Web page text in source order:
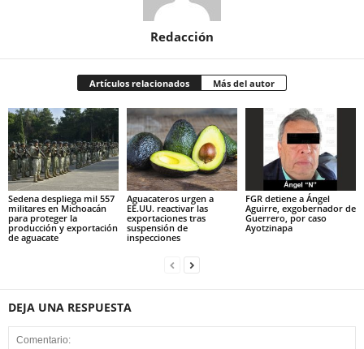
Redacción
Artículos relacionados Más del autor
Sedena despliega mil 557
militares en Michoacán
para proteger la
producción y exportación
de aguacate
Aguacateros urgen a
EE.UU. reactivar las
exportaciones tras
suspensión de
inspecciones
FGR detiene a Ángel
Aguirre, exgobernador de
Guerrero, por caso
Ayotzinapa
DEJA UNA RESPUESTA